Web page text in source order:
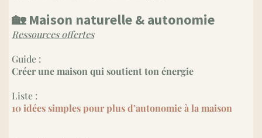
🏡 Maison naturelle & autonomie
Ressources offertes
Guide :
Créer une maison qui soutient ton énergie
Liste :
10 idées simples pour plus d’autonomie à la maison